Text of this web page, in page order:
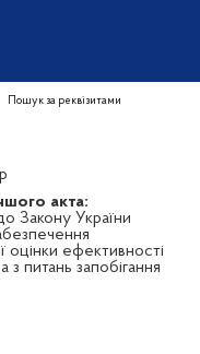
Пошук за реквізитами
акта:
Закону України
оцінки ефективності
з питань запобігання